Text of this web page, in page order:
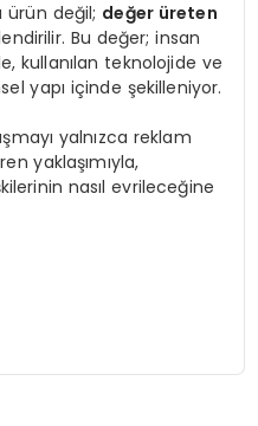
ürün değil; değer üreten
Bu değer; insan
kullanılan teknolojide ve
yapı içinde şekilleniyor.
yalnızca reklam
yaklaşımıyla,
nasıl evrileceğine